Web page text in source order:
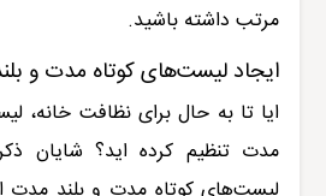
مرتب داشته باشید.
ایجاد لیست‌های کوتاه مدت و
ایا تا به حال برای نظافت خانه،
مدت تنظیم کرده اید؟ شایان